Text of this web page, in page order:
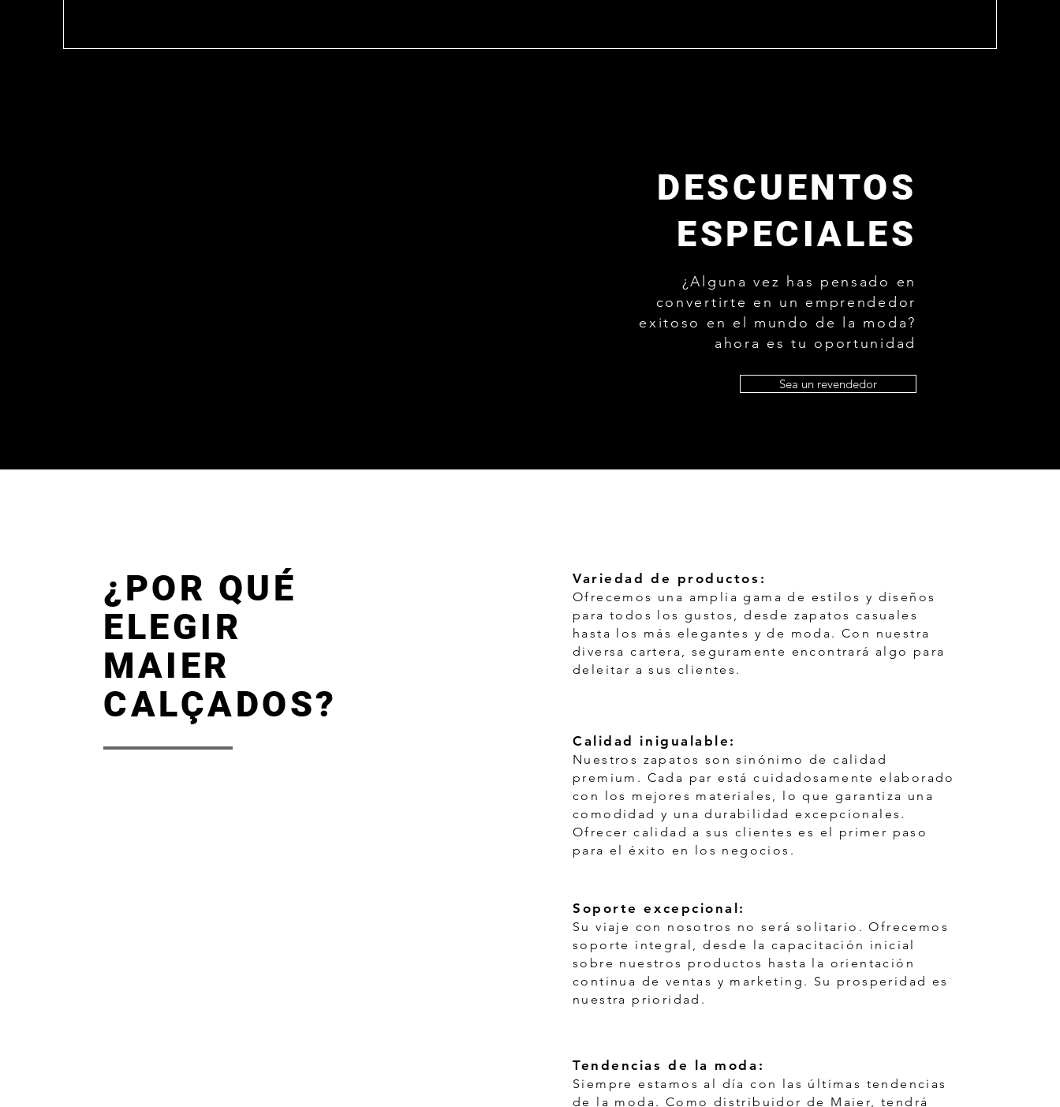
DESCUENTOS
ESPECIALES
¿Alguna vez has pensado en
convertirte en un emprendedor
exitoso en el mundo de la moda?
ahora es tu oportunidad
Sea un revendedor
¿POR QUÉ
ELEGIR
MAIER
CALÇADOS?
Variedad de productos:
Ofrecemos una amplia gama de estilos y diseños
para todos los gustos, desde zapatos casuales
hasta los más elegantes y de moda. Con nuestra
diversa cartera, seguramente encontrará algo para
deleitar a sus clientes.
Calidad inigualable:
Nuestros zapatos son sinónimo de calidad
premium. Cada par está cuidadosamente elaborado
con los mejores materiales, lo que garantiza una
comodidad y una durabilidad excepcionales.
Ofrecer calidad a sus clientes es el primer paso
para el éxito en los negocios.
Soporte excepcional:
Su viaje con nosotros no será solitario. Ofrecemos
soporte integral, desde la capacitación inicial
sobre nuestros productos hasta la orientación
continua de ventas y marketing. Su prosperidad es
nuestra prioridad.
Tendencias de la moda:
Siempre estamos al día con las últimas tendencias
de la moda. Como distribuidor de Maier, tendrá